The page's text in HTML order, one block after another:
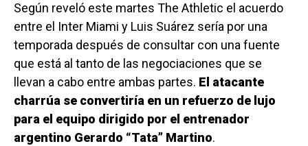
Según reveló este martes The Athletic el acuerdo
entre el Inter Miami y Luis Suárez sería por una
temporada después de consultar con una fuente
que está al tanto de las negociaciones que se
llevan a cabo entre ambas partes. El atacante
charrúa se convertiría en un refuerzo de lujo
para el equipo dirigido por el entrenador
argentino Gerardo “Tata” Martino.